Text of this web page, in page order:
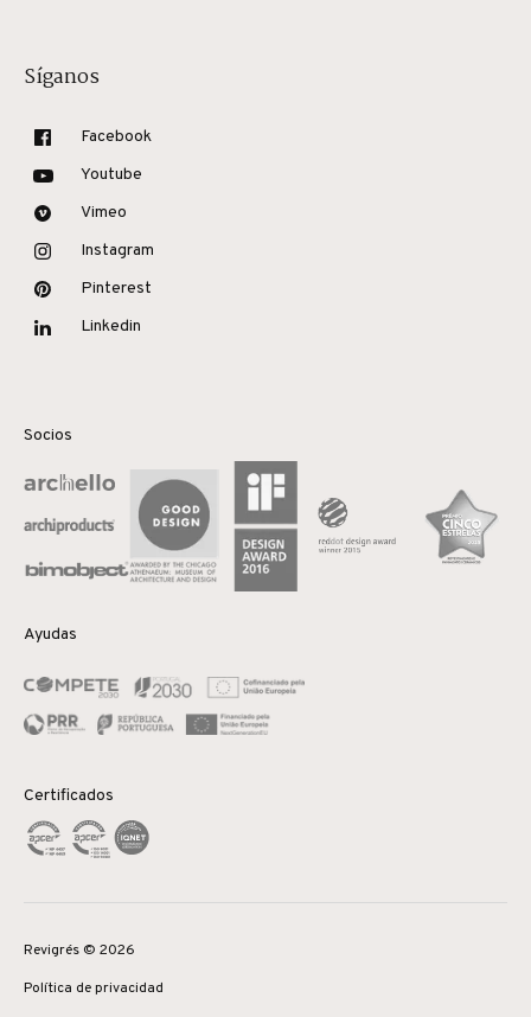
Síganos
Facebook
Youtube
Vimeo
Instagram
Pinterest
Linkedin
Socios
Ayudas
Certificados
Revigrés © 2026
Política de privacidad